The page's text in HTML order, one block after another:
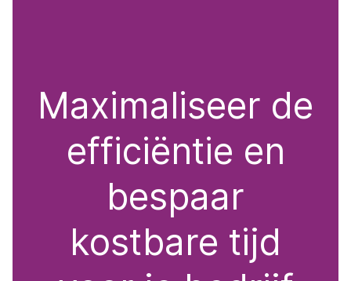
Maximaliseer de
efficiëntie en
bespaar
kostbare tijd